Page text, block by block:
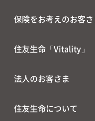
保険をお考えのお客さ
住友生命「Vitality」
法人のお客さま
住友生命について